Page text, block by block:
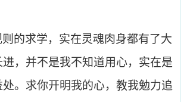
的求学，实在灵魂肉身都有了大
，并不是我不知道用心，实在是
。求你开明我的心，教我勉力追